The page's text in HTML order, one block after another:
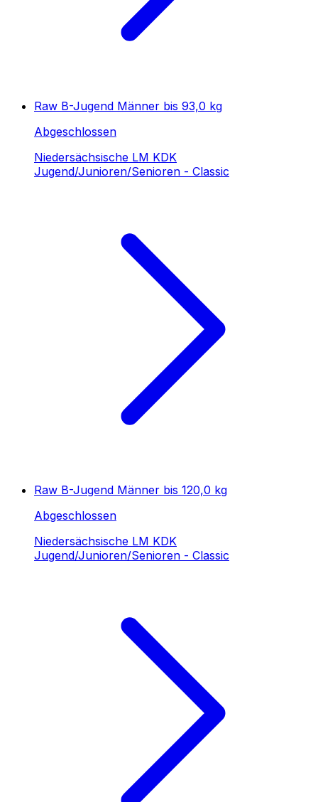
Raw B-Jugend Männer bis 93,0 kg
Abgeschlossen
Niedersächsische LM KDK
Jugend/Junioren/Senioren - Classic
Raw B-Jugend Männer bis 120,0 kg
Abgeschlossen
Niedersächsische LM KDK
Jugend/Junioren/Senioren - Classic